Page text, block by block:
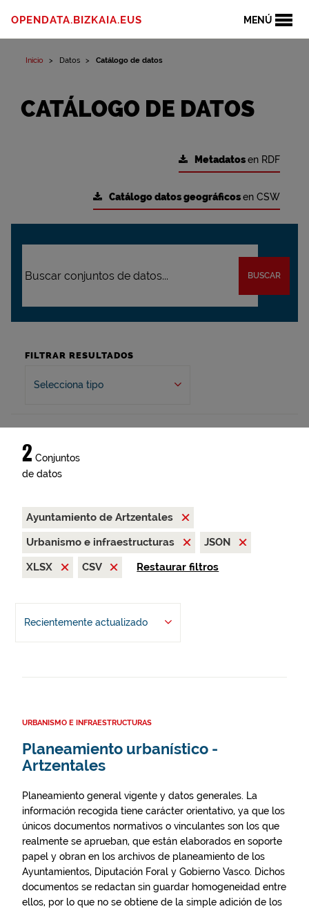
MENÚ
OPENDATA.BIZKAIA.EUS
Inicio Datos Catálogo de datos
CATÁLOGO DE DATOS
Metadatosen RDF
Catálogo datos geográficosen CSW
BUSCAR
FILTRAR RESULTADOS
Selecciona tipo
2 Conjuntos
de datos
Ayuntamiento de Artzentales
Urbanismo e infraestructuras
JSON
XLSX
CSV Restaurar filtros
Recientemente actualizado
URBANISMO E INFRAESTRUCTURAS
Planeamiento urbanístico -
Artzentales
Planeamiento general vigente y datos generales. La
información recogida tiene carácter orientativo, ya que los
únicos documentos normativos o vinculantes son los que
realmente se aprueban, que están elaborados en soporte
papel y obran en los archivos de planeamiento de los
Ayuntamientos, Diputación Foral y Gobierno Vasco. Dichos
documentos se redactan sin guardar homogeneidad entre
ellos, por lo que no se obtiene de la simple adición de los